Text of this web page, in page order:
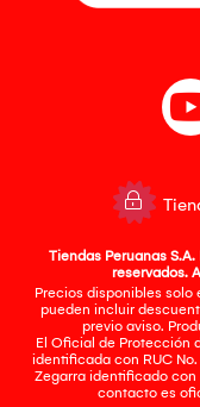
Tiendas Peruanas
reservados.
Precios disponibles solo
pueden incluir
previo aviso.
El Oficial de Protección
identificada con RUC
Zegarra identificado con
contacto es